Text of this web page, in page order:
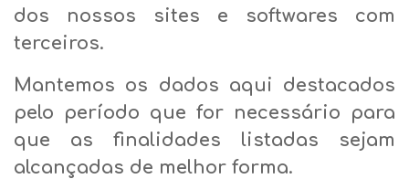
dos nossos sites e softwares com
terceiros.
Mantemos os dados aqui destacados
pelo período que for necessário para
que as finalidades listadas sejam
alcançadas de melhor forma.